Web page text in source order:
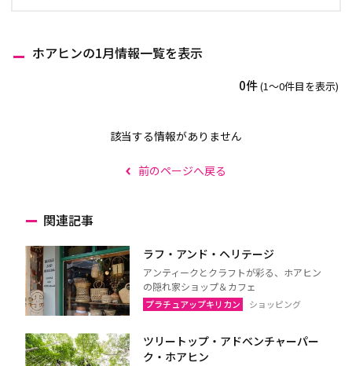
ホアヒンの1月情報一覧を表示
0件(1〜0件目を表示)
該当する情報がありません
前のページへ戻る
関連記事
ラフ・アンド・ヘリテージ
アンティークとクラフトが彩る、ホアヒン
の隠れ家ショップ＆カフェ
プラチュアップキリカン ショッピング
ツリートップ・アドベンチャーパー
ク・ホアヒン